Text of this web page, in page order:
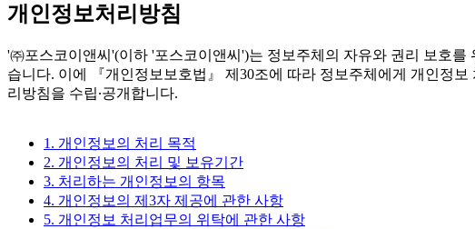
개인정보처리방침
'㈜포스코이앤씨'(이하 '포스코이앤씨')는 정보주체의 자유와 권리 보호
습니다. 이에 『개인정보보호법』 제30조에 따라 정보주체에게 개인정
리방침을 수립∙공개합니다.
1. 개인정보의 처리 목적
2. 개인정보의 처리 및 보유기간
3. 처리하는 개인정보의 항목
4. 개인정보의 제3자 제공에 관한 사항
5. 개인정보 처리업무의 위탁에 관한 사항